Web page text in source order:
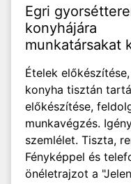
Egri
konyhájára
munkatársakat
Ételek
konyha tisztán
előkészítése,
munkavégzés.
szemlélet. Tiszta,
Fényképpel és
önéletrajzot a